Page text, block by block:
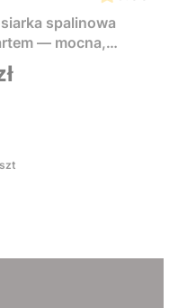
spalinowa
— mocna,
idealna do